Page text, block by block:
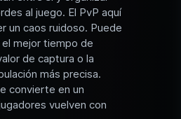
al juego. El PvP aquí
un caos ruidoso. Puede
mejor tiempo de
de captura o la
más precisa.
convierte en un
vuelven con